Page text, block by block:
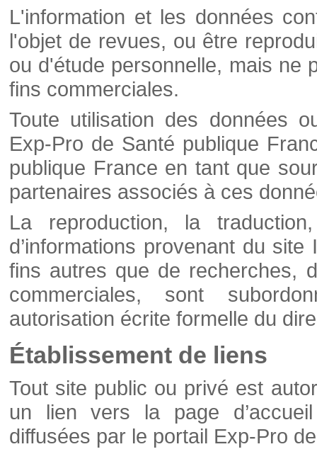
L'information et les données
l'objet de revues, ou être
ou d'étude personnelle, mais ne
fins commerciales.
Toute utilisation des données
Exp-Pro de Santé publique
publique France en tant que
partenaires associés à ces
La reproduction, la
d’informations provenant du
fins autres que de recherches,
commerciales, sont
autorisation écrite formelle du
Établissement de liens
Tout site public ou privé est
un lien vers la page
diffusées par le portail Exp-Pro